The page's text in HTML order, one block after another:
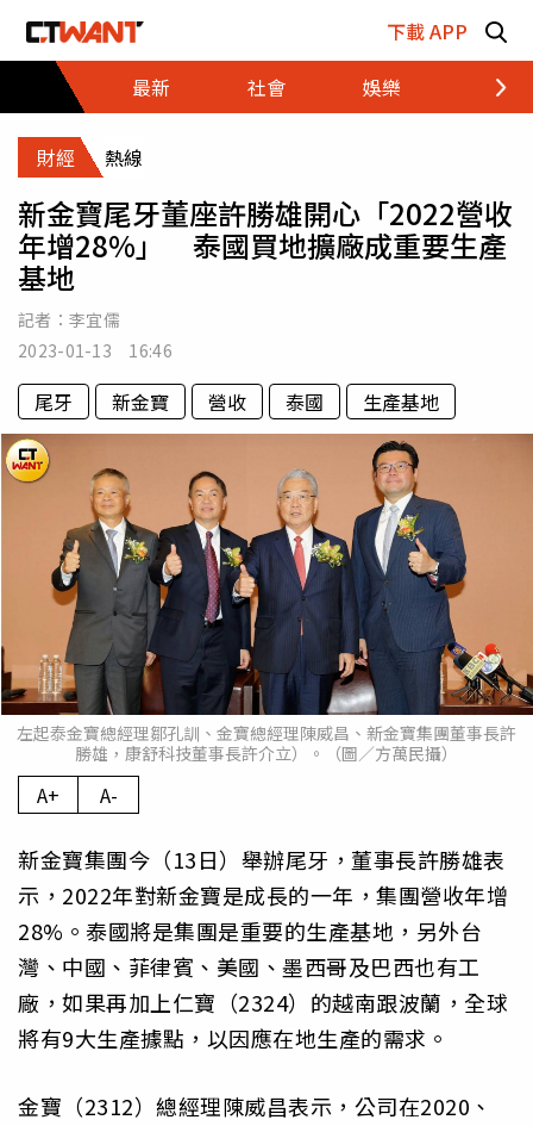
下載 APP
最新
社會 娛樂 財經
財經 熱線
新金寶尾牙董座許勝雄開心「2022營收
年增28%」 泰國買地擴廠成重要生產
基地
記者： 李宜儒
2023-01-13 16:46
尾牙 新金寶 營收 泰國 生產基地
左起泰金寶總經理鄒孔訓、金寶總經理陳威昌、新金寶集團董事長許
勝雄，康舒科技董事長許介立）。（圖／方萬民攝）
A+ A-
新金寶集團今（13日）舉辦尾牙，董事長許勝雄表
示，2022年對新金寶是成長的一年，集團營收年增
28%。泰國將是集團是重要的生產基地，另外台
灣、中國、菲律賓、美國、墨西哥及巴西也有工
廠，如果再加上仁寶（2324）的越南跟波蘭，全球
將有9大生產據點，以因應在地生產的需求。
金寶（2312）總經理陳威昌表示，公司在2020、